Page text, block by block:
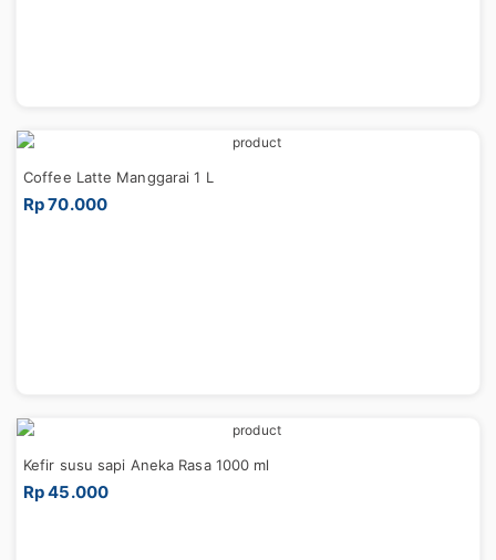
Coffee Latte Manggarai 1 L
Rp 70.000
Kefir susu sapi Aneka Rasa 1000 ml
Rp 45.000